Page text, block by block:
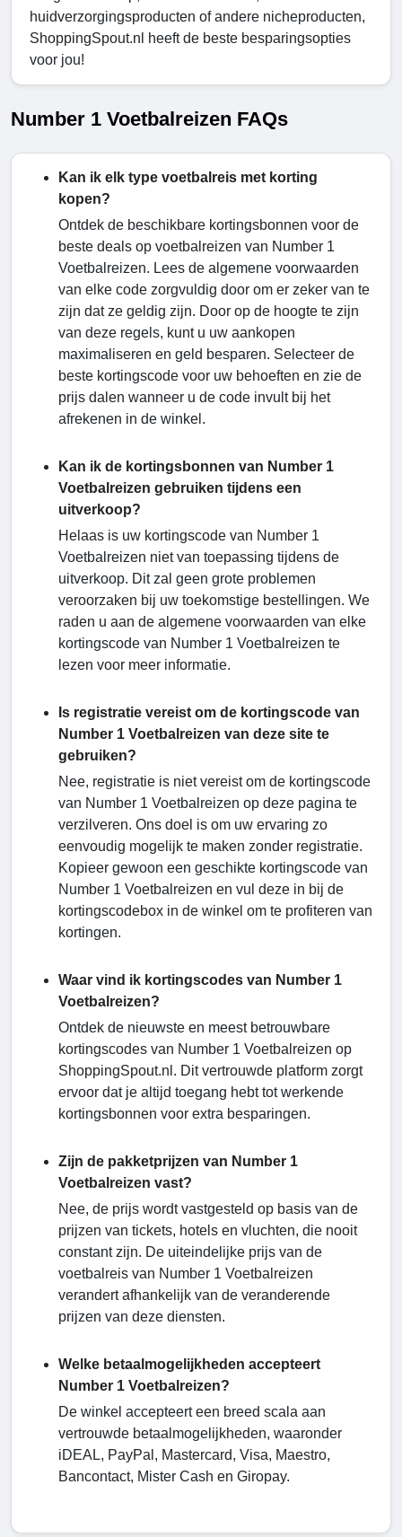
huidverzorgingsproducten of andere nicheproducten,
ShoppingSpout.nl heeft de beste besparingsopties
voor jou!
Number 1 Voetbalreizen FAQs
Kan ik elk type voetbalreis met korting
kopen?
Ontdek de beschikbare kortingsbonnen voor de
beste deals op voetbalreizen van Number 1
Voetbalreizen. Lees de algemene voorwaarden
van elke code zorgvuldig door om er zeker van te
zijn dat ze geldig zijn. Door op de hoogte te zijn
van deze regels, kunt u uw aankopen
maximaliseren en geld besparen. Selecteer de
beste kortingscode voor uw behoeften en zie de
prijs dalen wanneer u de code invult bij het
afrekenen in de winkel.
Kan ik de kortingsbonnen van Number 1
Voetbalreizen gebruiken tijdens een
uitverkoop?
Helaas is uw kortingscode van Number 1
Voetbalreizen niet van toepassing tijdens de
uitverkoop. Dit zal geen grote problemen
veroorzaken bij uw toekomstige bestellingen. We
raden u aan de algemene voorwaarden van elke
kortingscode van Number 1 Voetbalreizen te
lezen voor meer informatie.
Is registratie vereist om de kortingscode van
Number 1 Voetbalreizen van deze site te
gebruiken?
Nee, registratie is niet vereist om de kortingscode
van Number 1 Voetbalreizen op deze pagina te
verzilveren. Ons doel is om uw ervaring zo
eenvoudig mogelijk te maken zonder registratie.
Kopieer gewoon een geschikte kortingscode van
Number 1 Voetbalreizen en vul deze in bij de
kortingscodebox in de winkel om te profiteren van
kortingen.
Waar vind ik kortingscodes van Number 1
Voetbalreizen?
Ontdek de nieuwste en meest betrouwbare
kortingscodes van Number 1 Voetbalreizen op
ShoppingSpout.nl. Dit vertrouwde platform zorgt
ervoor dat je altijd toegang hebt tot werkende
kortingsbonnen voor extra besparingen.
Zijn de pakketprijzen van Number 1
Voetbalreizen vast?
Nee, de prijs wordt vastgesteld op basis van de
prijzen van tickets, hotels en vluchten, die nooit
constant zijn. De uiteindelijke prijs van de
voetbalreis van Number 1 Voetbalreizen
verandert afhankelijk van de veranderende
prijzen van deze diensten.
Welke betaalmogelijkheden accepteert
Number 1 Voetbalreizen?
De winkel accepteert een breed scala aan
vertrouwde betaalmogelijkheden, waaronder
iDEAL, PayPal, Mastercard, Visa, Maestro,
Bancontact, Mister Cash en Giropay.